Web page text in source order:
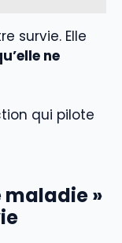
survie. Elle
ne
qui pilote
maladie »